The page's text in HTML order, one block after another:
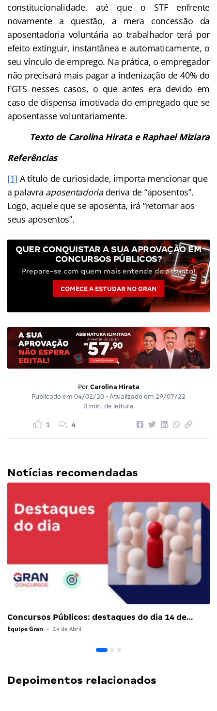
constitucionalidade, até que o STF enfrente
novamente a questão, a mera concessão da
aposentadoria voluntária ao trabalhador terá por
efeito extinguir, instantânea e automaticamente, o
seu vínculo de emprego. Na prática, o empregador
não precisará mais pagar a indenização de 40% do
FGTS nesses casos, o que antes era devido em
caso de dispensa imotivada do empregado que se
aposentasse voluntariamente.
Texto de Carolina Hirata e Raphael Miziara
Referências
[1] A título de curiosidade, importa mencionar que
a palavra aposentadoriaderiva de “aposentos”.
Logo, aquele que se aposenta, irá “retornar aos
seus aposentos”.
QUER CONQUISTAR A SUA APROVAÇÃO EM
CONCURSOS PÚBLICOS?
Prepare-se com quem mais entende do assunto!
COMECE A ESTUDAR NO GRAN
Por Carolina Hirata
Publicado em 04/02/20 • Atualizado em 29/07/22
3 min. de leitura
1 4
Notícias recomendadas
Concursos Públicos: destaques do dia 14 de…
Equipe Gran • 14 de Abril
Depoimentos relacionados